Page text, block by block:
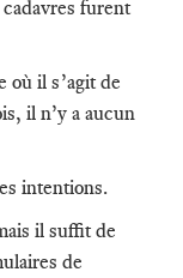
furent
où il s’agit de
il n’y a aucun
intentions.
il suffit de
de